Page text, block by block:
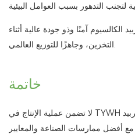
الكالسيوم آمنًا وذو جودة عالية أثناء
خاتمة
لا تضمن عملية الإنتاج في TYWH أعلى مستويات الجودة والسلامة لكربيد
أفضل ممارسات الصناعة والمعايير